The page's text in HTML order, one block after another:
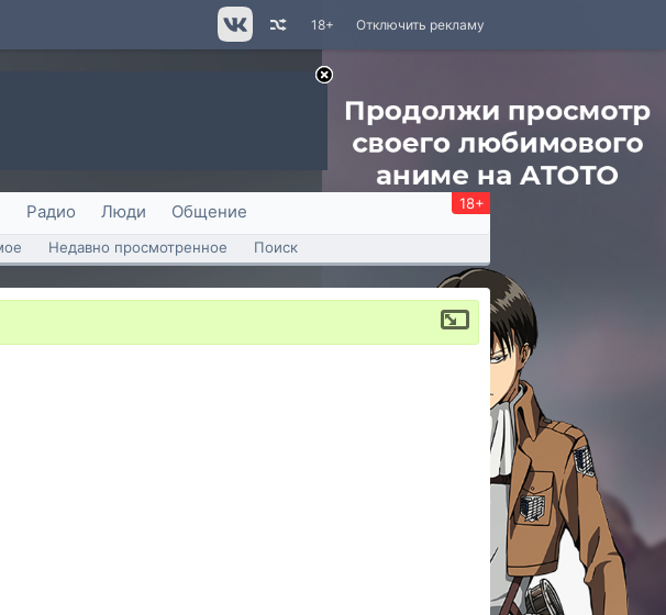
Отключить рекламу
18+
Радио Люди Общение 18+
Недавно просмотренное Поиск